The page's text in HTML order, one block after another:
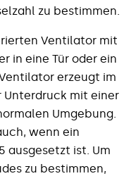
zu bestimmen.
Ventilator mit
in eine Tür oder ein
erzeugt im
Unterdruck mit einer
Umgebung.
wenn ein
ausgesetzt ist. Um
zu bestimmen,